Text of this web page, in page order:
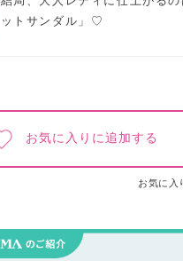
ットサンダル」♡
お気に入りに追加する
お気に入